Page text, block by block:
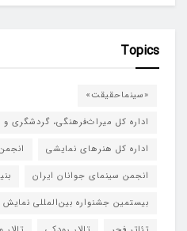
Topics
«سینماحقیقت»
اداره کل میراث‌فرهنگی، گردشگری
اداره کل هنرهای نمایشی
انجمن سینمای جوانان ایران
بیستمین جشنواره بین‌المللی